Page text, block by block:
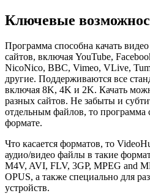
Ключевые
Программа способна качать
сайтов, включая YouTube,
NicoNico, BBC, Vimeo, VLive,
другие. Поддерживаются все
включая 8K, 4K и 2K. Качать
разных сайтов. Не забыты и
отдельным файлов, то программа
формате.
Что касается форматов, то
аудио/видео файлы в такие
M4V, AVI, FLV, 3GP, MPEG and
OPUS, а также специально для
устройств.